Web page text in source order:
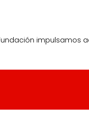
impulsamos